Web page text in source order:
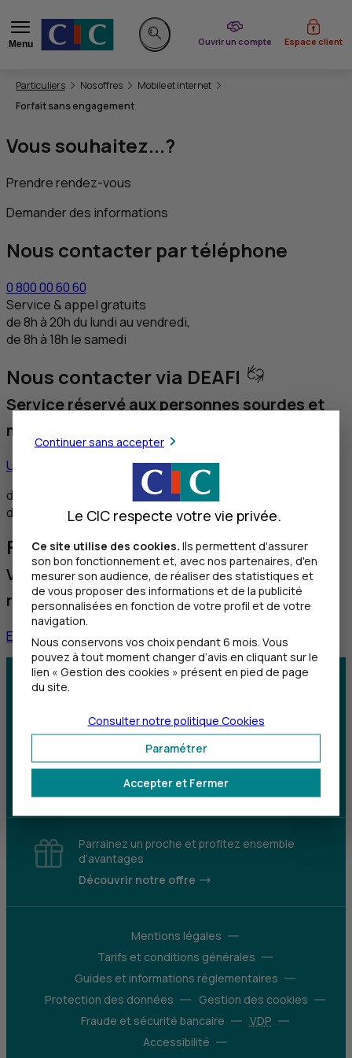
Menu
Rechercher sur le site
Ouvrir un compte
du CIC Espace client
Vous êtes ici:
Particuliers Nos offres
Mobile et internet
Forfait sans engagement
Vous souhaitez...?
Prendre rendez-vous
Demander des informations
Nous contacter par téléphone
0 800 00 60 60
Service & appel gratuits
de 8h à 20h du lundi au vendredi,
de 8h à 18h le samedi
Nous contacter via DEAFI
Service réservé aux personnes sourdes et
malentendantes
Utiliser ce service
de 8h30 à 12h et de 14h à 18h du lundi au vendredi,
de 8h30 à 12h le samedi
Faire une réclamation
Vous souhaitez nous faire part d'une
réclamation
En savoir plus
Centre d'aide
Sourds et
Télécharger l'application
Parrainez un proche et profitez ensemble
d’avantages
Découvrir notre offre
Mentions légales
Tarifs et conditions générales
Guides et informations réglementaires
Protection des données
Gestion des cookies
Fraude et sécurité bancaire
VDP
Accessibilité
Continuer sans accepter
Le CIC respecte votre vie privée.
Ce site utilise des cookies. Ils permettent d'assurer
son bon fonctionnement et, avec nos partenaires, d'en
mesurer son audience, de réaliser des statistiques et
de vous proposer des informations et de la publicité
personnalisées en fonction de votre profil et de votre
navigation.
Nous conservons vos choix pendant 6 mois. Vous
pouvez à tout moment changer d’avis en cliquant sur le
lien « Gestion des cookies » présent en pied de page
du site.
Accepter et Fermer
Paramétrer
Consulter notre politique Cookies